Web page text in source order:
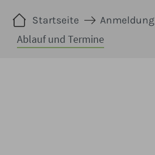
Startseite Anmeldung
Ablauf und Termine